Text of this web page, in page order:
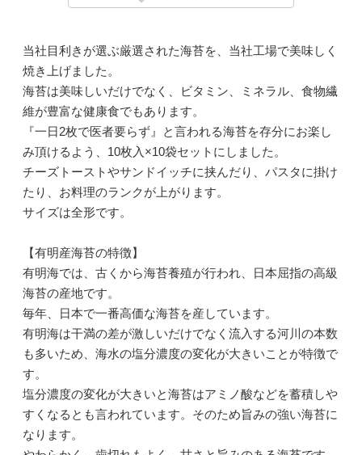
当社目利きが選ぶ厳選された海苔を、当社工場で美味しく
焼き上げました。
海苔は美味しいだけでなく、ビタミン、ミネラル、食物繊
維が豊富な健康食でもあります。
『一日2枚で医者要らず』と言われる海苔を存分にお楽し
み頂けるよう、10枚入×10袋セットにしました。
チーズトーストやサンドイッチに挟んだり、パスタに掛け
たり、お料理のランクが上がります。
サイズは全形です。
【有明産海苔の特徴】
有明海では、古くから海苔養殖が行われ、日本屈指の高級
海苔の産地です。
毎年、日本で一番高価な海苔を産しています。
有明海は干満の差が激しいだけでなく流入する河川の本数
も多いため、海水の塩分濃度の変化が大きいことが特徴で
す。
塩分濃度の変化が大きいと海苔はアミノ酸などを蓄積しや
すくなるとも言われています。そのため旨みの強い海苔に
なります。